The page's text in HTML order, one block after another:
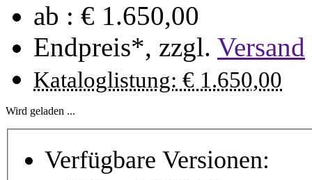
ab : € 1.650,00
Endpreis*, zzgl. Versand
Kataloglistung: € 1.650,00
Wird geladen ...
Verfügbare Versionen: